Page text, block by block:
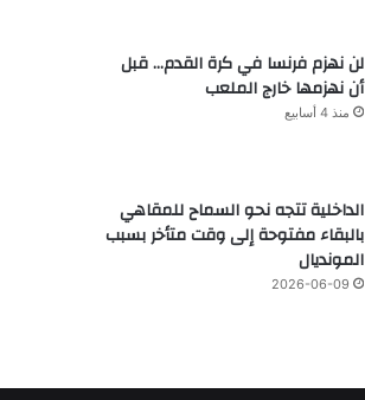
لن نهزم فرنسا في كرة القدم… قبل
أن نهزمها خارج الملعب
منذ 4 أسابيع
الداخلية تتجه نحو السماح للمقاهي
بالبقاء مفتوحة إلى وقت متأخر بسبب
المونديال
2026-06-09